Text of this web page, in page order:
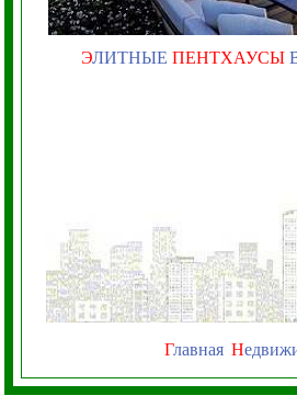
ЭЛИТНЫЕ ПЕНТХАУСЫ
Главная Н